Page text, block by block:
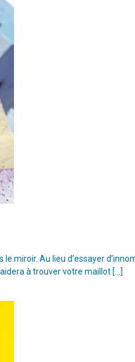
miroir. Au lieu d’essayer
à trouver votre maillot […]